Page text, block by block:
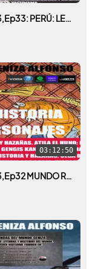
CENIZA DA MORTE PODCAST T3,Ep33: PERÚ: LEYENDAS, MITOS Y MISTERIOS
03:12:50
CENIZA DA MORTE PODCAST T3,Ep32 MUNDO RARUNO III: HISTORIA Y CURIOSIDADES: PERSONAJES